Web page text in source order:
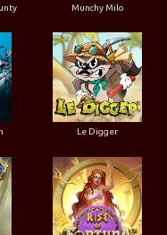
Munchy Milo
Le Digger